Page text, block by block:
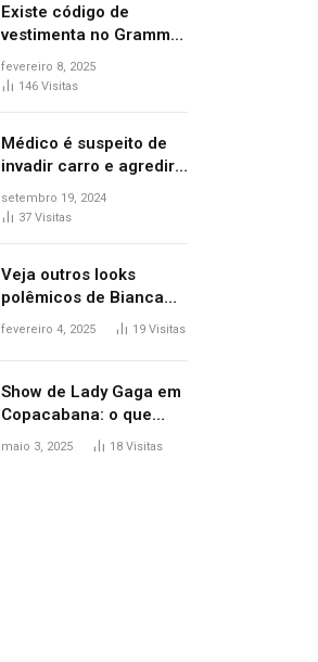
Existe código de
vestimenta no Grammy?
Questionamento surgiu
após Bianca Censori,
premiação
fevereiro 8, 2025
146 Visitas
Médico é suspeito de
invadir carro e agredir
delegado aposentado
durante confusão no
setembro 19, 2024
37 Visitas
Veja outros looks
polêmicos de Bianca
Censori, esposa de
Grammy 2025
fevereiro 4, 2025 19 Visitas
Show de Lady Gaga em
Copacabana: o que
esperar, horários,
maio 3, 2025 18 Visitas